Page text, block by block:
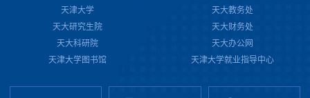
天津大学
天大教务处
天大研究生院
天大财务处
天大科研院
天大办公网
天津大学图书馆
天津大学就业指导中心